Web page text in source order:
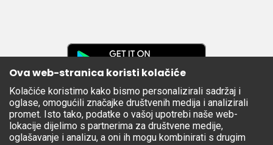
Apple
Store
Ova web-stranica koristi kolačiće
Kolačiće koristimo kako bismo personalizirali sadržaj i
oglase, omogućili značajke društvenih medija i analizirali
promet. Isto tako, podatke o vašoj upotrebi naše web-
lokacije dijelimo s partnerima za društvene medije,
oglašavanje i analizu, a oni ih mogu kombinirati s drugim